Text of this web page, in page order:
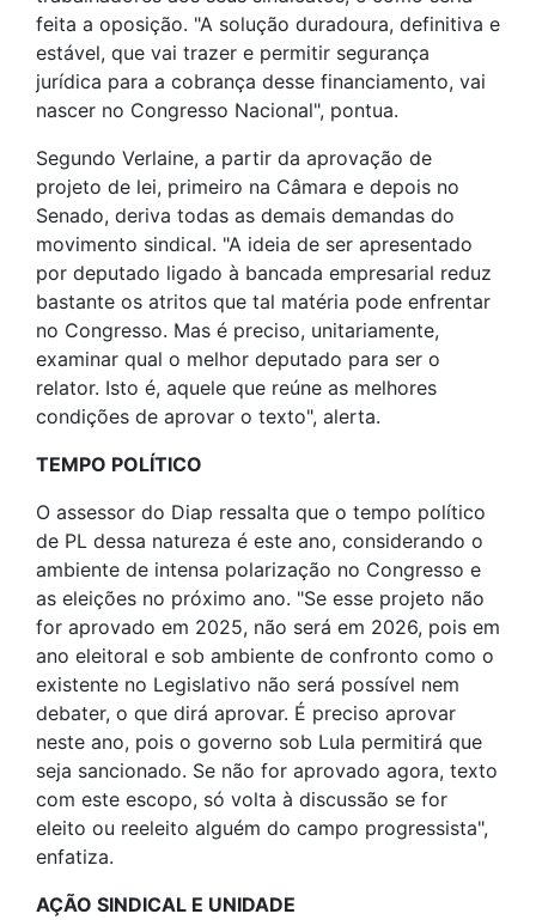
feita a oposição. "A solução duradoura, definitiva e
estável, que vai trazer e permitir segurança
jurídica para a cobrança desse financiamento, vai
nascer no Congresso Nacional", pontua.
Segundo Verlaine, a partir da aprovação de
projeto de lei, primeiro na Câmara e depois no
Senado, deriva todas as demais demandas do
movimento sindical. "A ideia de ser apresentado
por deputado ligado à bancada empresarial reduz
bastante os atritos que tal matéria pode enfrentar
no Congresso. Mas é preciso, unitariamente,
examinar qual o melhor deputado para ser o
relator. Isto é, aquele que reúne as melhores
condições de aprovar o texto", alerta.
TEMPO POLÍTICO
O assessor do Diap ressalta que o tempo político
de PL dessa natureza é este ano, considerando o
ambiente de intensa polarização no Congresso e
as eleições no próximo ano. "Se esse projeto não
for aprovado em 2025, não será em 2026, pois em
ano eleitoral e sob ambiente de confronto como o
existente no Legislativo não será possível nem
debater, o que dirá aprovar. É preciso aprovar
neste ano, pois o governo sob Lula permitirá que
seja sancionado. Se não for aprovado agora, texto
com este escopo, só volta à discussão se for
eleito ou reeleito alguém do campo progressista",
enfatiza.
AÇÃO SINDICAL E UNIDADE